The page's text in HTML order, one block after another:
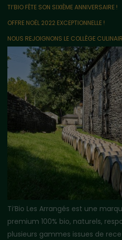
TI’BIO FÊTE SON SIXIÈME ANNIVERSAIRE !
OFFRE NOËL 2022 EXCEPTIONNELLE !
NOUS REJOIGNONS LE COLLÈGE
Ti’Bio Les Arrangés est une
premium 100% bio, naturels,
plusieurs gammes issues de